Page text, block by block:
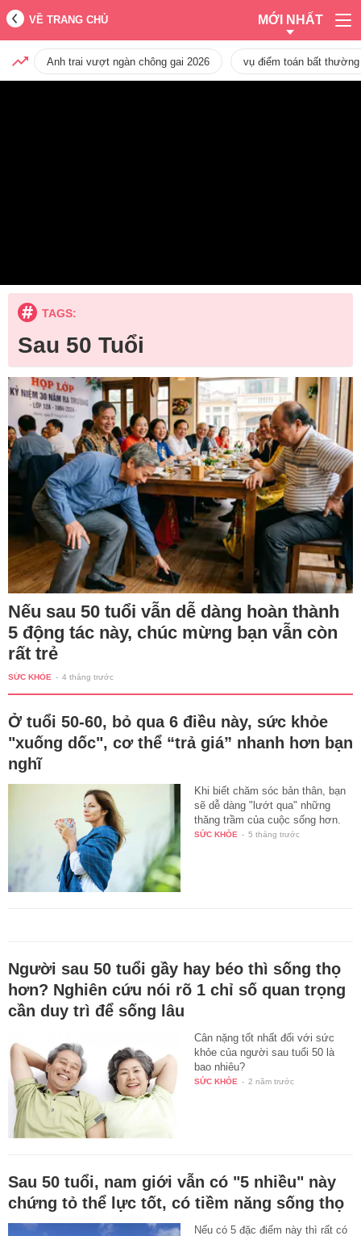
VỀ TRANG CHỦ MỚI NHẤT
Anh trai vượt ngàn chông gai 2026 vụ điểm toán bất
TAGS:
Sau 50 Tuổi
Nếu sau 50 tuổi vẫn dễ dàng hoàn thành
5 động tác này, chúc mừng bạn vẫn còn
rất trẻ
SỨC KHỎE - 4 tháng trước
Ở tuổi 50-60, bỏ qua 6 điều này, sức khỏe
"xuống dốc", cơ thể “trả giá” nhanh hơn bạn
nghĩ
Khi biết chăm sóc bản thân, bạn
sẽ dễ dàng "lướt qua" những
thăng trầm của cuộc sống hơn.
SỨC KHỎE - 5 tháng trước
Người sau 50 tuổi gầy hay béo thì sống thọ
hơn? Nghiên cứu nói rõ 1 chỉ số quan trọng
cần duy trì để sống lâu
Cân nặng tốt nhất đối với sức
khỏe của người sau tuổi 50 là
bao nhiêu?
SỨC KHỎE - 2 năm trước
Sau 50 tuổi, nam giới vẫn có "5 nhiều" này
chứng tỏ thể lực tốt, có tiềm năng sống thọ
Nếu có 5 đặc điểm này thì rất có